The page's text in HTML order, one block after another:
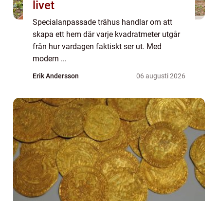
livet
Specialanpassade trähus handlar om att
skapa ett hem där varje kvadratmeter utgår
från hur vardagen faktiskt ser ut. Med
modern ...
Erik Andersson 06 augusti 2026